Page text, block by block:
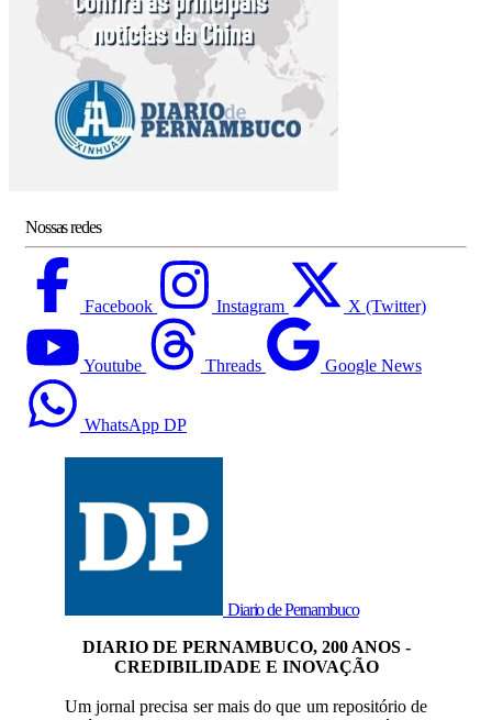
Nossas redes
Facebook Instagram X (Twitter)
Youtube Threads Google News
WhatsApp DP
Diario de Pernambuco
DIARIO DE PERNAMBUCO, 200 ANOS -
CREDIBILIDADE E INOVAÇÃO
Um jornal precisa ser mais do que um repositório de